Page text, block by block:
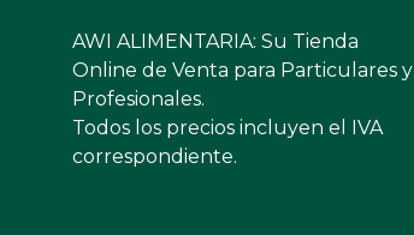
AWI ALIMENTARIA: Su Tienda
Online de Venta para Particulares y
Profesionales.
Todos los precios incluyen el IVA
correspondiente.